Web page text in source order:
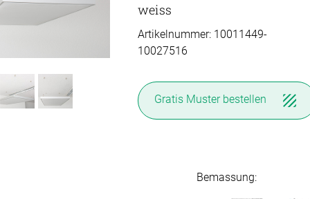
Akustik
Alle
weiss
Artikelnummer: 10011449-
10027516
Gratis Muster bestellen
Bemassung: